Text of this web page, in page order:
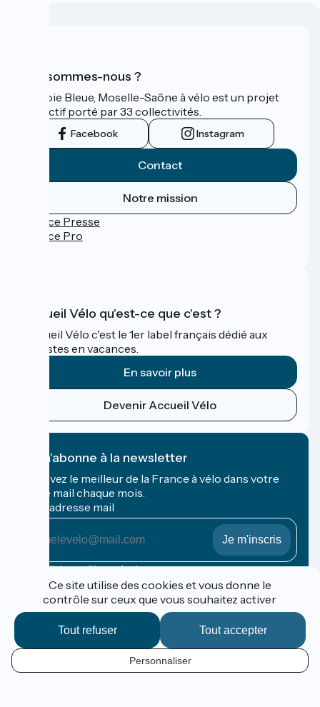
FR
Qui sommes-nous ?
La Voie Bleue, Moselle-Saône à vélo est un projet
collectif porté par 33 collectivités.
Facebook Instagram
Contact
Notre mission
Espace Presse
Espace Pro
Accueil Vélo qu'est-ce que c'est ?
Accueil Vélo c'est le 1er label français dédié aux
cyclistes en vacances.
En savoir plus
Devenir Accueil Vélo
Je m'abonne à la newsletter
Recevez le meilleur de la France à vélo dans votre
boîte mail chaque mois.
Mon adresse mail
Mon
adresse
mail
Conditions d'inscription
Financé dans le cadre de Destination France
Espace Pro / Presse
Ce site utilise des cookies et vous donne le
contrôle sur ceux que vous souhaitez activer
Tout accepter
Tout refuser
Personnaliser